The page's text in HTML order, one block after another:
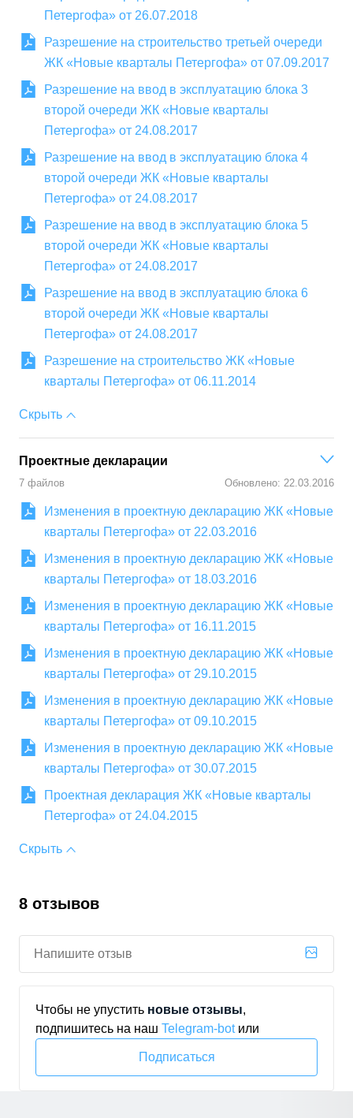
Петергофа» от 26.07.2018
Разрешение на строительство третьей очереди
ЖК «Новые кварталы Петергофа» от 07.09.2017
Разрешение на ввод в эксплуатацию блока 3
второй очереди ЖК «Новые кварталы
Петергофа» от 24.08.2017
Разрешение на ввод в эксплуатацию блока 4
второй очереди ЖК «Новые кварталы
Петергофа» от 24.08.2017
Разрешение на ввод в эксплуатацию блока 5
второй очереди ЖК «Новые кварталы
Петергофа» от 24.08.2017
Разрешение на ввод в эксплуатацию блока 6
второй очереди ЖК «Новые кварталы
Петергофа» от 24.08.2017
Разрешение на строительство ЖК «Новые
кварталы Петергофа» от 06.11.2014
Скрыть
Проектные декларации
7 файлов Обновлено: 22.03.2016
Изменения в проектную декларацию ЖК «Новые
кварталы Петергофа» от 22.03.2016
Изменения в проектную декларацию ЖК «Новые
кварталы Петергофа» от 18.03.2016
Изменения в проектную декларацию ЖК «Новые
кварталы Петергофа» от 16.11.2015
Изменения в проектную декларацию ЖК «Новые
кварталы Петергофа» от 29.10.2015
Изменения в проектную декларацию ЖК «Новые
кварталы Петергофа» от 09.10.2015
Изменения в проектную декларацию ЖК «Новые
кварталы Петергофа» от 30.07.2015
Проектная декларация ЖК «Новые кварталы
Петергофа» от 24.04.2015
Скрыть
8 отзывов
Чтобы не упустить новые отзывы,
подпишитесь на наш Telegram‑botили
Подписаться